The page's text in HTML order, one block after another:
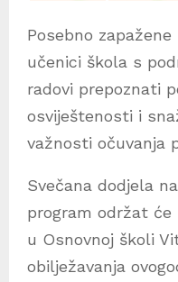
Posebno
učenici škola s
radovi prepoznati
osviještenosti i
važnosti očuvanja
Svečana dodjela
program održat će
u Osnovnoj školi
obilježavanja